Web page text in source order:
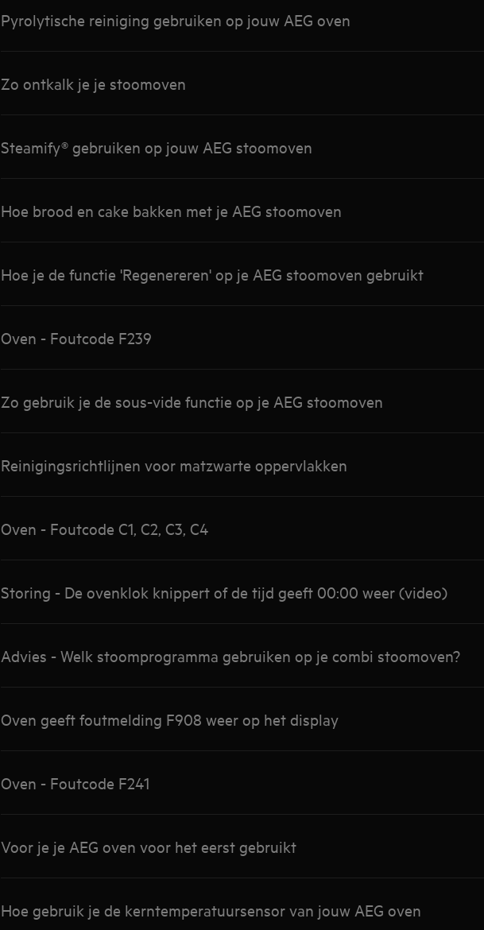
Pyrolytische reiniging gebruiken op jouw AEG oven
Zo ontkalk je je stoomoven
Steamify® gebruiken op jouw AEG stoomoven
Hoe brood en cake bakken met je AEG stoomoven
Hoe je de functie 'Regenereren' op je AEG stoomoven gebruikt
Oven - Foutcode F239
Zo gebruik je de sous-vide functie op je AEG stoomoven
Reinigingsrichtlijnen voor matzwarte oppervlakken
Oven - Foutcode C1, C2, C3, C4
Storing - De ovenklok knippert of de tijd geeft 00:00 weer (video)
Advies - Welk stoomprogramma gebruiken op je combi stoomoven?
Oven geeft foutmelding F908 weer op het display
Oven - Foutcode F241
Voor je je AEG oven voor het eerst gebruikt
Hoe gebruik je de kerntemperatuursensor van jouw AEG oven